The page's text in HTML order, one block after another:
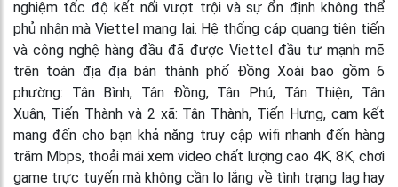
nghiệm tốc độ kết nối vượt trội và sự ổn định không thể
phủ nhận mà Viettel mang lại. Hệ thống cáp quang tiên tiến
và công nghệ hàng đầu đã được Viettel đầu tư mạnh mẽ
trên toàn địa địa bàn thành phố Đồng Xoài bao gồm 6
phường: Tân Bình, Tân Đồng, Tân Phú, Tân Thiện, Tân
Xuân, Tiến Thành và 2 xã: Tân Thành, Tiến Hưng, cam kết
mang đến cho bạn khả năng truy cập wifi nhanh đến hàng
trăm Mbps, thoải mái xem video chất lượng cao 4K, 8K, chơi
game trực tuyến mà không cần lo lắng về tình trạng lag hay